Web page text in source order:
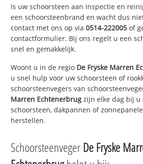
Is uw schoorsteen aan inspectie en
een schoorsteenbrand en wacht dus
contact met ons op via0514-222005 of
contactformulier. Bij ons regelt u een
snel en gemakkelijk.
Woont u in de regio De Fryske Marren
u snel hulp voor uw schoorsteen of
schoorsteenvegers van
Marren Echtenerbrug zijn elke dag bij
schoorsteen, dakpannen of
herstellen.
Schoorsteenveger De Fryske